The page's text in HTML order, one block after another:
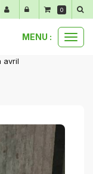
MENU :
avril
0